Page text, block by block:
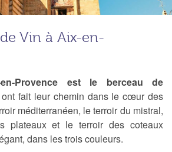
Vin à Aix-en-
Provence est le berceau de
fait leur chemin dans le cœur des
méditerranéen, le terroir du mistral,
plateaux et le terroir des coteaux
dans les trois couleurs.